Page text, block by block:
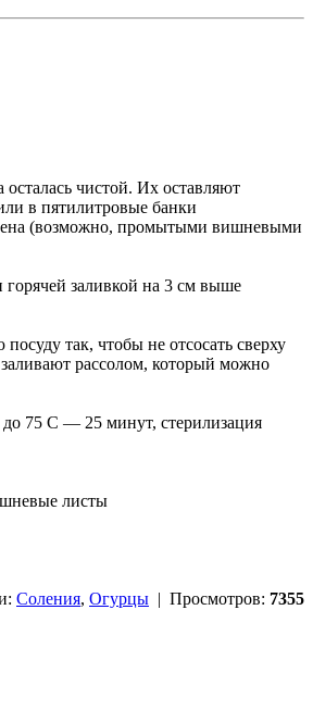
чистой. Их оставляют
в пятилитровые банки
(возможно, промытыми вишневыми
заливкой на 3 см выше
так, чтобы не отсосать сверху
рассолом, который можно
75 C — 25 минут, стерилизация
листы
Соления, Огурцы | Просмотров: 7355